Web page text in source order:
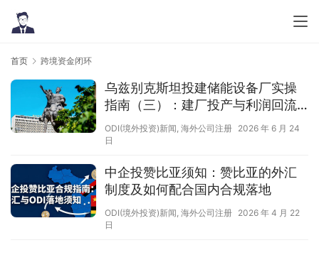
首页 跨境资金闭环
乌兹别克斯坦投建储能设备厂实操
指南（三）：建厂投产与利润回流
实务
ODI(境外投资)新闻, 海外公司注册 2026 年 6 月 24
日
中企投赞比亚须知：赞比亚的外汇
制度及如何配合国内合规落地
ODI(境外投资)新闻, 海外公司注册 2026 年 4 月 22
日